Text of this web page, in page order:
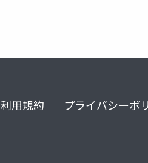
利用規約 プライバシーポ